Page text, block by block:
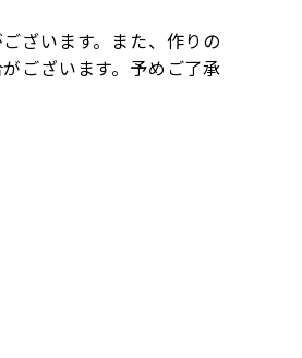
ざいます。また、作りの
ございます。予めご了承